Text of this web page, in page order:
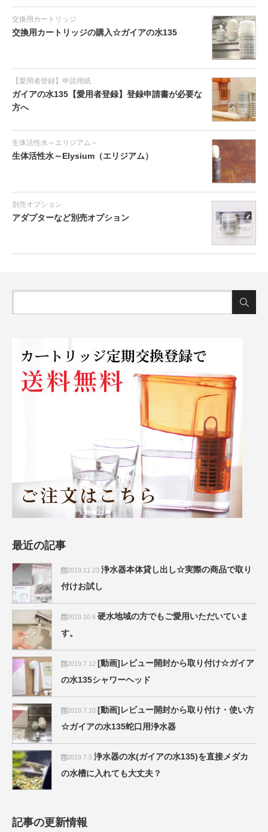
交換用カートリッジ
交換用カートリッジの購入☆ガイアの水135
【愛用者登録】申請用紙
ガイアの水135【愛用者登録】登録申請書が必要な
方へ
生体活性水～エリジアム～
生体活性水～Elysium（エリジアム）
別売オプション
アダプターなど別売オプション
最近の記事
2019.11.23 浄水器本体貸し出し☆実際の商品で取り
付けお試し
2019.10.6 硬水地域の方でもご愛用いただいていま
す。
2019.7.12 [動画]レビュー開封から取り付け☆ガイア
の水135シャワーヘッド
2019.7.10 [動画]レビュー開封から取り付け・使い方
☆ガイアの水135蛇口用浄水器
2019.7.5 浄水器の水(ガイアの水135)を直接メダカ
の水槽に入れても大丈夫？
記事の更新情報